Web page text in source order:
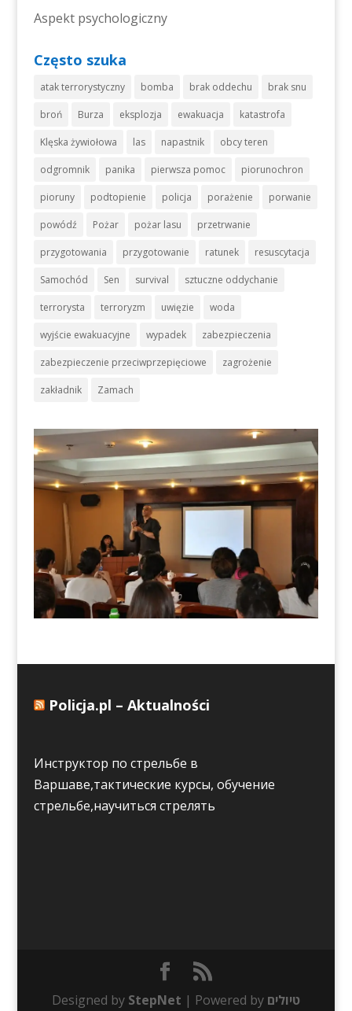
Aspekt psychologiczny
Często szuka
atak terrorystyczny bomba brak oddechu brak snu
broń Burza eksplozja ewakuacja katastrofa
Klęska żywiołowa las napastnik obcy teren
odgromnik panika pierwsza pomoc piorunochron
pioruny podtopienie policja porażenie porwanie
powódź Pożar pożar lasu przetrwanie
przygotowania przygotowanie ratunek resuscytacja
Samochód Sen survival sztuczne oddychanie
terrorysta terroryzm uwięzie woda
wyjście ewakuacyjne wypadek zabezpieczenia
zabezpieczenie przeciwprzepięciowe zagrożenie
zakładnik Zamach
Policja.pl – Aktualności
Инструктор по стрельбе в
Варшаве,тактические курсы, обучение
стрельбе,научиться стрелять
Designed by StepNet | Powered by טיולים